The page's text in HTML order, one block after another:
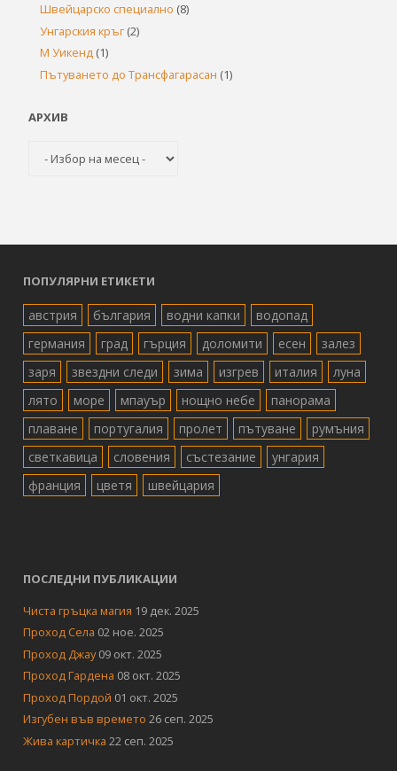
Швейцарско специално (8)
Унгарския кръг (2)
М Уикенд (1)
Пътуването до Трансфагарасан (1)
АРХИВ
ПОПУЛЯРНИ ЕТИКЕТИ
австрия българия водни капки
водопад
германия
град гърция доломити есен
залез
заря
звездни следи зима изгрев италия
луна
лято
море мпауър нощно небе
панорама
плаване
португалия пролет пътуване
румъния
светкавица
словения състезание
унгария
франция
цветя швейцария
ПОСЛЕДНИ ПУБЛИКАЦИИ
Чиста гръцка магия 19 дек. 2025
Проход Села 02 ное. 2025
Проход Джау 09 окт. 2025
Проход Гардена 08 окт. 2025
Проход Пордой 01 окт. 2025
Изгубен във времето 26 сеп. 2025
Жива картичка 22 сеп. 2025